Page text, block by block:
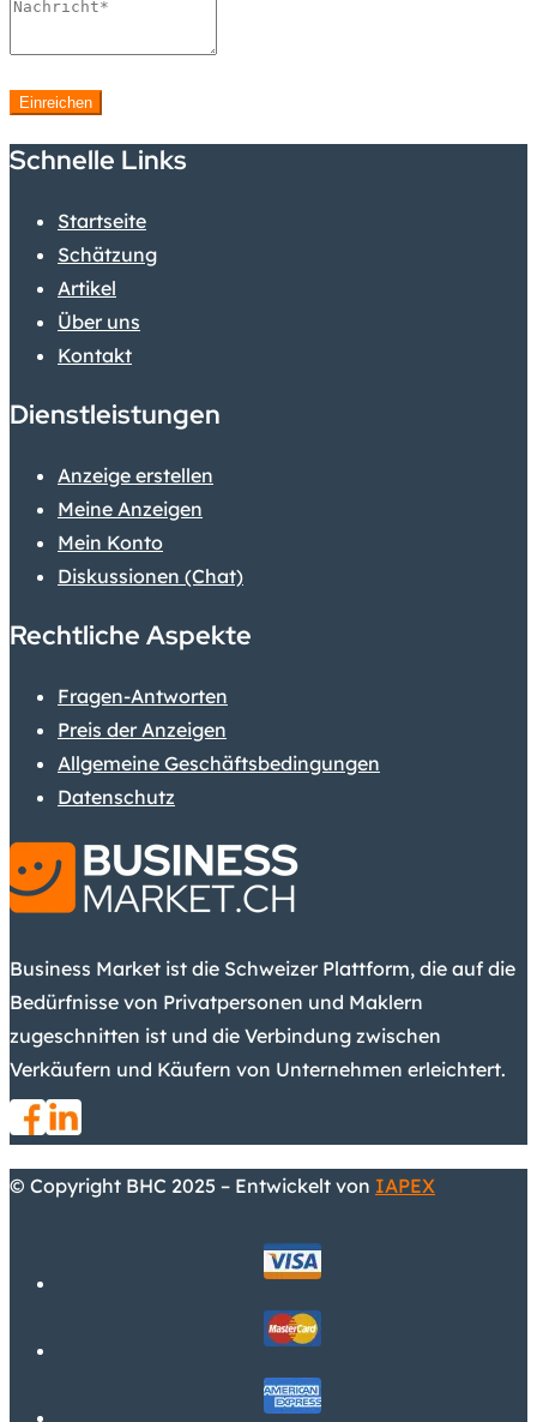
Einreichen
Schnelle Links
Startseite
Schätzung
Artikel
Über uns
Kontakt
Dienstleistungen
Anzeige erstellen
Meine Anzeigen
Mein Konto
Diskussionen (Chat)
Rechtliche Aspekte
Fragen-Antworten
Preis der Anzeigen
Allgemeine Geschäftsbedingungen
Datenschutz
Business Market ist die Schweizer Plattform, die auf die
Bedürfnisse von Privatpersonen und Maklern
zugeschnitten ist und die Verbindung zwischen
Verkäufern und Käufern von Unternehmen erleichtert.
© Copyright BHC 2025 – Entwickelt von IAPEX